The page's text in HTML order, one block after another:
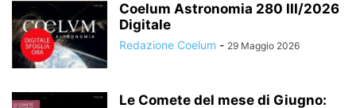
Coelum Astronomia 280 III/2026
Digitale
Redazione Coelum - 29 Maggio 2026
Le Comete del mese di Giugno: